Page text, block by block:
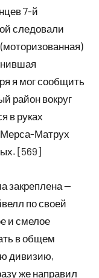
7-й
следовали
я мог сообщить
район вокруг
в руках
Мерса-Матрух
[569]
закреплена —
по своей
и смелое
в общем
ю дивизию,
же направил